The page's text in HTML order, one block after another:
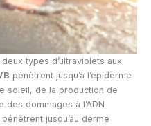
types d’ultraviolets aux
pénètrent jusqu’à l’épiderme
soleil, de la production de
des dommages à l’ADN
jusqu’au derme